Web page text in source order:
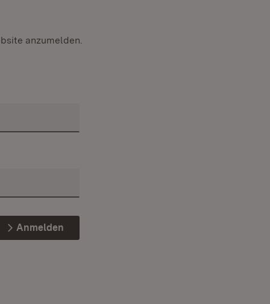
anzumelden.
Anmelden